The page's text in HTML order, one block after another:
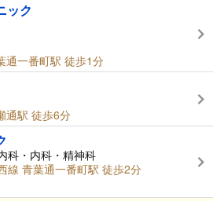
ック
通一番町駅 徒歩1分
通駅 徒歩6分
科・内科・精神科
線 青葉通一番町駅 徒歩2分